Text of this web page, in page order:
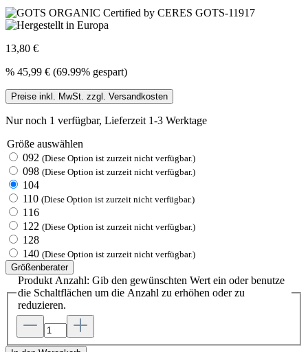
13,80 €
% 45,99 € (69.99% gespart)
Preise inkl. MwSt. zzgl. Versandkosten
Nur noch 1 verfügbar, Lieferzeit 1-3 Werktage
Größe auswählen
092 (Diese Option ist zurzeit nicht verfügbar.)
098 (Diese Option ist zurzeit nicht verfügbar.)
104
110 (Diese Option ist zurzeit nicht verfügbar.)
116
122 (Diese Option ist zurzeit nicht verfügbar.)
128
140 (Diese Option ist zurzeit nicht verfügbar.)
Größenberater
Produkt Anzahl: Gib den gewünschten Wert ein oder benutze
die Schaltflächen um die Anzahl zu erhöhen oder zu
reduzieren.